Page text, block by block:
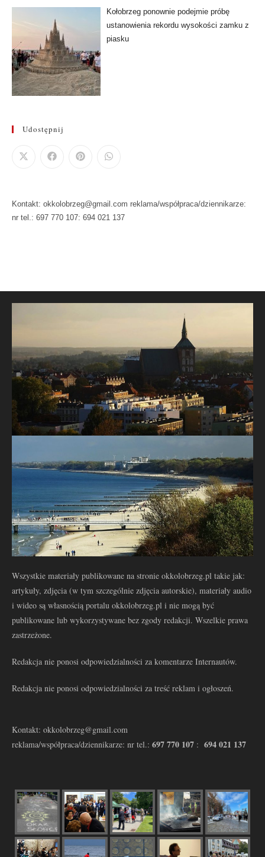
Kołobrzeg ponownie podejmie próbę
ustanowienia rekordu wysokości zamku z
piasku
Udostępnij
Kontakt: okkolobrzeg@gmail.com reklama/współpraca/dziennikarze:
nr tel.: 697 770 107: 694 021 137
Wszystkie materiały publikowane na stronie okkolobrzeg.pl takie jak:
artykuły, zdjęcia (w tym szczególnie zdjęcia autorskie), materiały audio
i wideo są własnością portalu okkolobrzeg.pl i nie mogą być
publikowane lub wykorzystywane bez zgody redakcji. Wszelkie prawa
zastrzeżone.
Redakcja nie ponosi odpowiedzialności za komentarze Internautów.
Redakcja nie ponosi odpowiedzialności za treść reklam i ogłoszeń.
Kontakt: okkolobrzeg@gmail.com
reklama/współpraca/dziennikarze: nr tel.: 697 770 107 : 694 021 137